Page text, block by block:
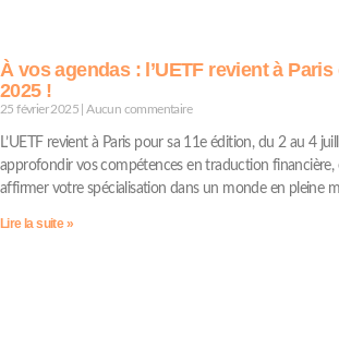
À vos agendas : l’UETF revient à
2025 !
25 février 2025 Aucun commentaire
L’UETF revient à Paris pour sa 11e édition, du 2 au 4
approfondir vos compétences en traduction financière,
affirmer votre spécialisation dans un monde en pleine
Lire la suite »